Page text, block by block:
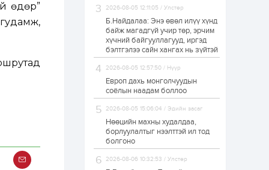
өдөр”
тахих төрийн
тахилгад оролцлоо
1 өдөр 3 0
“Хотын дарга сонсож
байна” 150150 тусгай
дугаарыг
наймдугаар сарын
1 өдөр
“Чингис хаан” олон
улсын нисэх буудал
руу нийтийн тээврийн
автобус 24 цагаар
2026-08-05 12:11:05 / Улстөр
Б.Найдалаа: Энэ өвөл илүү хүнд
байж магадгүй учир төр, эрчим
хүчний байгууллагууд, иргэд
бэлтгэлээ сайн хангах нь зүйтэй
2026-08-05 12:57:50 / Нүүр
Европ дахь монголчуудын
соёлын наадам боллоо
2026-08-05 15:06:04 / Эдийн засаг
Нөөцийн махны худалдаа,
борлуулалтыг нээлттэй ил тод
болгоно
2026-08-06 10:32:53 / Улстөр